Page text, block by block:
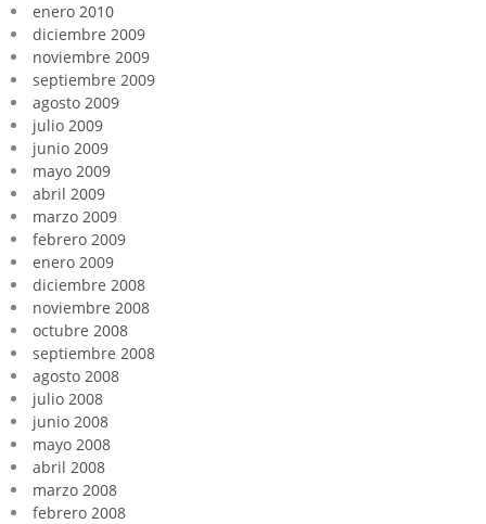
enero 2010
diciembre 2009
noviembre 2009
septiembre 2009
agosto 2009
julio 2009
junio 2009
mayo 2009
abril 2009
marzo 2009
febrero 2009
enero 2009
diciembre 2008
noviembre 2008
octubre 2008
septiembre 2008
agosto 2008
julio 2008
junio 2008
mayo 2008
abril 2008
marzo 2008
febrero 2008